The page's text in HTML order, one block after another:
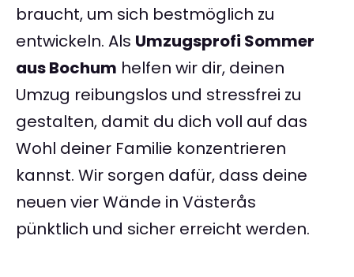
braucht, um sich bestmöglich zu
entwickeln. Als Umzugsprofi Sommer
aus Bochum helfen wir dir, deinen
Umzug reibungslos und stressfrei zu
gestalten, damit du dich voll auf das
Wohl deiner Familie konzentrieren
kannst. Wir sorgen dafür, dass deine
neuen vier Wände in Västerås
pünktlich und sicher erreicht werden.